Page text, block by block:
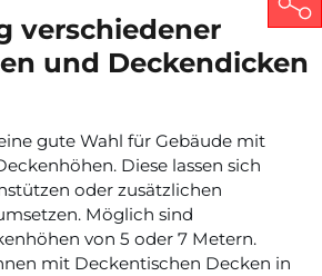
verschiedener
und Deckendicken
gute Wahl für Gebäude mit
Diese lassen sich
oder zusätzlichen
Möglich sind
von 5 oder 7 Metern.
mit Deckentischen Decken in
Share